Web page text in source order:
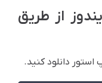
از طریق